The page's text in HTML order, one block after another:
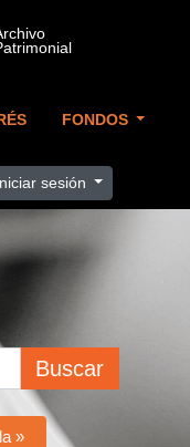
FONDOS
sesión
Buscar
»